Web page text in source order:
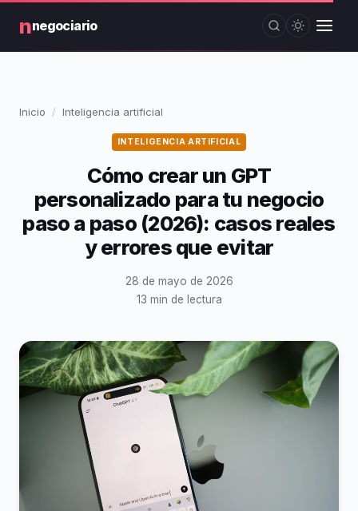
nnegociario
Inicio Inteligencia artificial
INTELIGENCIA ARTIFICIAL
Cómo crear un GPT
personalizado para tu negocio
paso a paso (2026): casos reales
y errores que evitar
28 de mayo de 2026
13 min de lectura